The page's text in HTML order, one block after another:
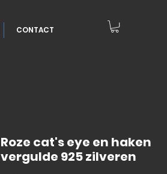
CONTACT
Roze cat's eye en haken
vergulde 925 zilveren